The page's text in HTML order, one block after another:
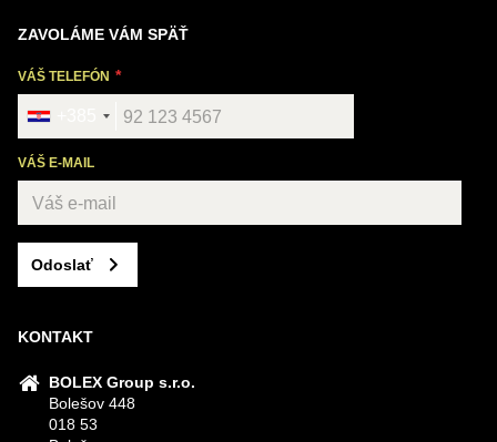
ZAVOLÁME VÁM SPÄŤ
VÁŠ TELEFÓN
VÁŠ E-MAIL
Odoslať
KONTAKT
BOLEX Group s.r.o.
Bolešov 448
018 53